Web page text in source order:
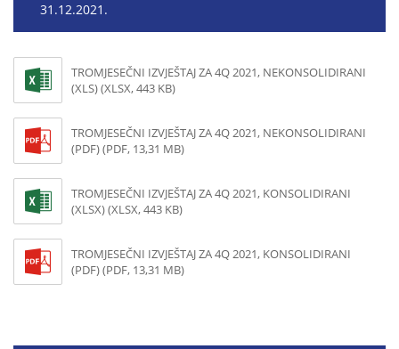
31.12.2021.
TROMJESEČNI IZVJEŠTAJ ZA 4Q 2021, NEKONSOLIDIRANI
(XLS) (XLSX, 443 KB)
TROMJESEČNI IZVJEŠTAJ ZA 4Q 2021, NEKONSOLIDIRANI
(PDF) (PDF, 13,31 MB)
TROMJESEČNI IZVJEŠTAJ ZA 4Q 2021, KONSOLIDIRANI
(XLSX) (XLSX, 443 KB)
TROMJESEČNI IZVJEŠTAJ ZA 4Q 2021, KONSOLIDIRANI
(PDF) (PDF, 13,31 MB)